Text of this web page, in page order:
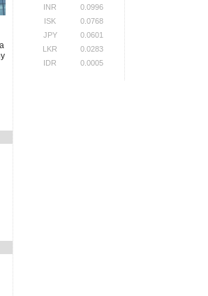
INR
0.0996
ISK
0.0768
JPY
0.0601
LKR
0.0283
IDR
0.0005